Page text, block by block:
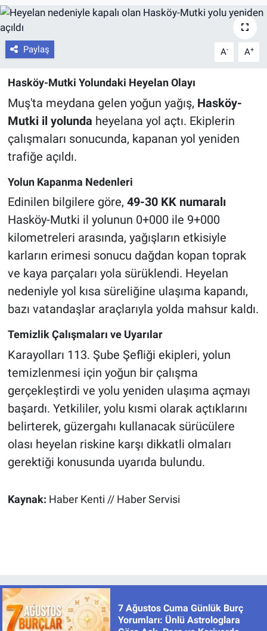
Paylaş A- A+
Hasköy-Mutki Yolundaki Heyelan Olayı
Muş'ta meydana gelen yoğun yağış, Hasköy-
Mutki il yolunda heyelana yol açtı. Ekiplerin
çalışmaları sonucunda, kapanan yol yeniden
trafiğe açıldı.
Yolun Kapanma Nedenleri
Edinilen bilgilere göre, 49-30 KK numaralı
Hasköy-Mutki il yolunun 0+000 ile 9+000
kilometreleri arasında, yağışların etkisiyle
karların erimesi sonucu dağdan kopan toprak
ve kaya parçaları yola sürüklendi. Heyelan
nedeniyle yol kısa süreliğine ulaşıma kapandı,
bazı vatandaşlar araçlarıyla yolda mahsur kaldı.
Temizlik Çalışmaları ve Uyarılar
Karayolları 113. Şube Şefliği ekipleri, yolun
temizlenmesi için yoğun bir çalışma
gerçekleştirdi ve yolu yeniden ulaşıma açmayı
başardı. Yetkililer, yolu kısmi olarak açtıklarını
belirterek, güzergahı kullanacak sürücülere
olası heyelan riskine karşı dikkatli olmaları
gerektiği konusunda uyarıda bulundu.
Kaynak: Haber Kenti // Haber Servisi
7 Ağustos Cuma Günlük Burç
Yorumları: Ünlü Astrologlara